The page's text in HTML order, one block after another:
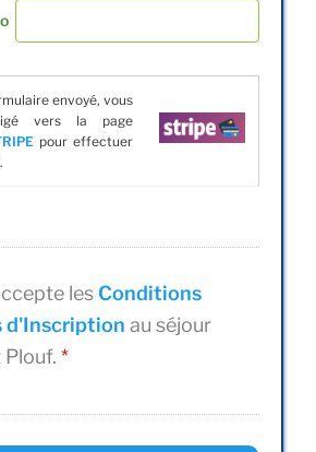
envoyé, vous
vers la page
pour effectuer
les Conditions
d'Inscription au séjour
Plouf. *